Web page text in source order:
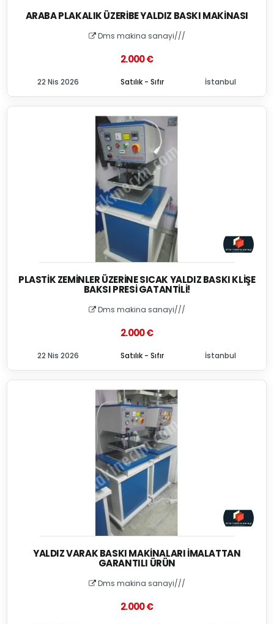
ARABA PLAKALIK ÜZERIBE YALDIZ BASKI MAKINASI
Dms makina sanayi///
2.000 €
Satılık - Sıfır
22 Nis 2026 İstanbul
PLASTIK ZEMINLER ÜZERINE SICAK YALDIZ BASKI KLIŞE
BAKSI PRESI GATANTILI!
Dms makina sanayi///
2.000 €
Satılık - Sıfır
22 Nis 2026 İstanbul
YALDIZ VARAK BASKI MAKINALARI İMALATTAN
GARANTILI ÜRÜN
Dms makina sanayi///
2.000 €